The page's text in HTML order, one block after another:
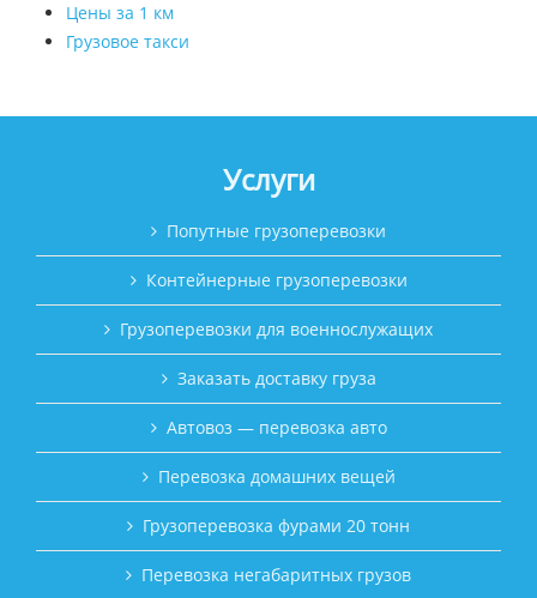
Цены за 1 км
Грузовое такси
Услуги
Попутные грузоперевозки
Контейнерные грузоперевозки
Грузоперевозки для военнослужащих
Заказать доставку груза
Автовоз — перевозка авто
Перевозка домашних вещей
Грузоперевозка фурами 20 тонн
Перевозка негабаритных грузов